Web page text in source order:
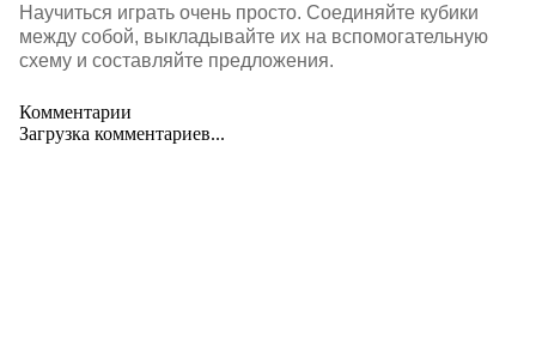
Научиться играть очень просто. Соединяйте кубики
между собой, выкладывайте их на вспомогательную
схему и составляйте предложения.
Комментарии
Загрузка комментариев...